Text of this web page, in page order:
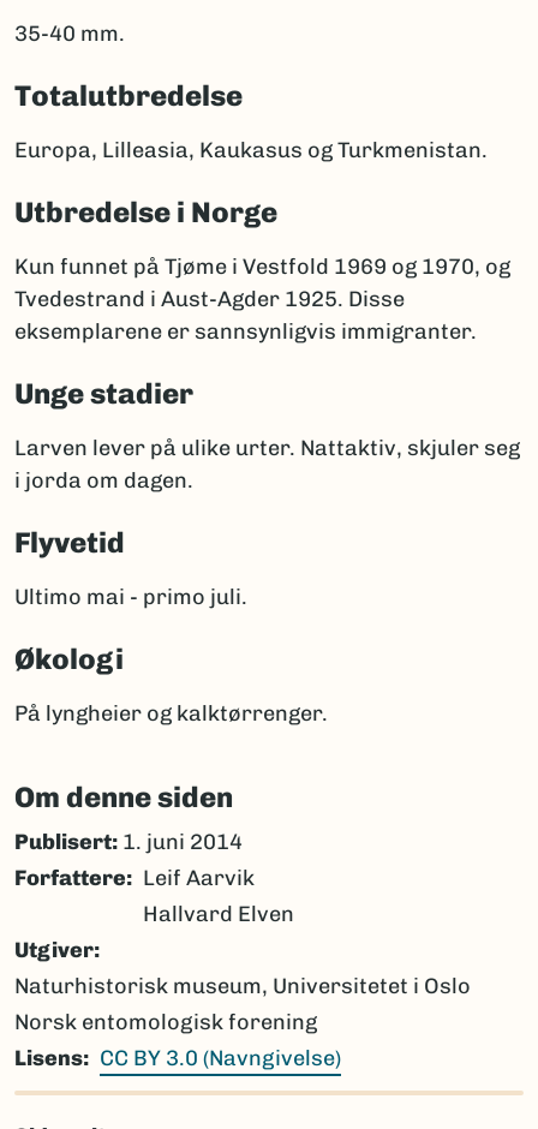
35-40 mm.
Totalutbredelse
Europa, Lilleasia, Kaukasus og Turkmenistan.
Utbredelse i Norge
Kun funnet på Tjøme i Vestfold 1969 og 1970, og
Tvedestrand i Aust-Agder 1925. Disse
eksemplarene er sannsynligvis immigranter.
Unge stadier
Larven lever på ulike urter. Nattaktiv, skjuler seg
i jorda om dagen.
Flyvetid
Ultimo mai - primo juli.
Økologi
På lyngheier og kalktørrenger.
Om denne siden
Publisert: 1. juni 2014
Forfattere
Leif Aarvik
Hallvard Elven
Utgiver
Naturhistorisk museum, Universitetet i Oslo
Norsk entomologisk forening
Lisens
CC BY 3.0 (Navngivelse)